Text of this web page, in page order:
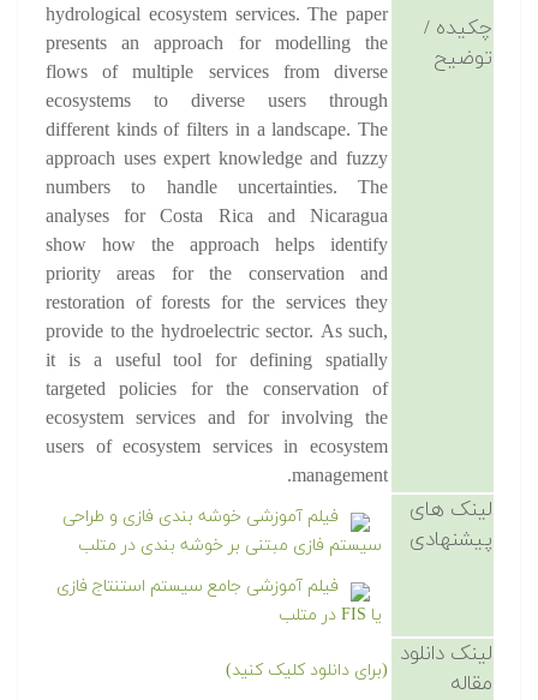
چکیده /
توضیح
hydrological ecosystem services. The paper
presents an approach for modelling the
flows of multiple services from diverse
ecosystems to diverse users through
different kinds of filters in a landscape. The
approach uses expert knowledge and fuzzy
numbers to handle uncertainties. The
analyses for Costa Rica and Nicaragua
show how the approach helps identify
priority areas for the conservation and
restoration of forests for the services they
provide to the hydroelectric sector. As such,
it is a useful tool for defining spatially
targeted policies for the conservation of
ecosystem services and for involving the
users of ecosystem services in ecosystem
management.
لینک های
پیشنهادی
فیلم آموزشی خوشه بندی فازی و طراحی
سیستم فازی مبتنی بر خوشه بندی در متلب
فیلم آموزشی جامع سیستم استنتاج فازی
یا FIS در متلب
لینک دانلود
مقاله
(برای دانلود کلیک کنید)